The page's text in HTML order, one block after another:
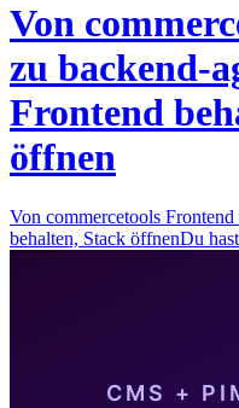
Von
zu backend-
Frontend
öffnen
Von commercetools
behalten, Stack öffnenDu